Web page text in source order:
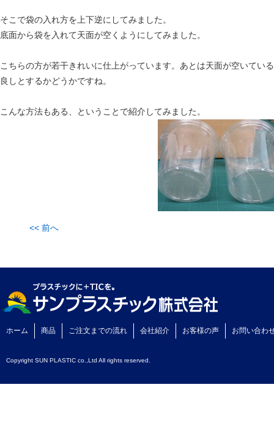
そこで袋の入れ方を上下逆にしてみました。
底面から袋を入れて天面が空くようにしてみました。
こちらの方が若干きれいに仕上がっています。あとは天面が空いてい
良しとするかどうかですね。
こんな方法もある、ということで紹介してみました。
<< 前へ
ホーム 商品 ご注文までの流れ 会社紹介 お客様の声 お問い合わ
Copyright SUN PLASTIC co.,Ltd All rights reserved.